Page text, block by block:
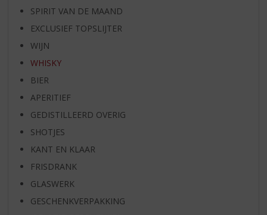
SPIRIT VAN DE MAAND
EXCLUSIEF TOPSLIJTER
WIJN
WHISKY
BIER
APERITIEF
GEDISTILLEERD OVERIG
SHOTJES
KANT EN KLAAR
FRISDRANK
GLASWERK
GESCHENKVERPAKKING